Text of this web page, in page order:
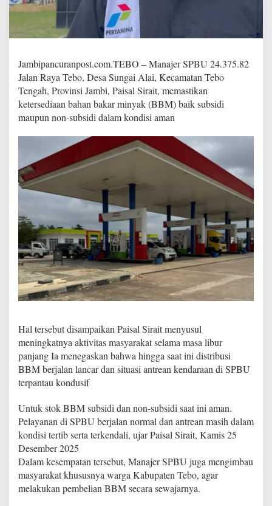
2
b
o
B
e
r
j
a
a
n
n
d
s
i
f
Jambipancuranpost.com.TEBO – Manajer SPBU 24.375.82
Jalan Raya Tebo, Desa Sungai Alai, Kecamatan Tebo
Tengah, Provinsi Jambi, Paisal Sirait, memastikan
ketersediaan bahan bakar minyak (BBM) baik subsidi
maupun non-subsidi dalam kondisi aman
Hal tersebut disampaikan Paisal Sirait menyusul
meningkatnya aktivitas masyarakat selama masa libur
panjang Ia menegaskan bahwa hingga saat ini distribusi
BBM berjalan lancar dan situasi antrean kendaraan di SPBU
terpantau kondusif
Untuk stok BBM subsidi dan non-subsidi saat ini aman.
Pelayanan di SPBU berjalan normal dan antrean masih dalam
kondisi tertib serta terkendali, ujar Paisal Sirait, Kamis 25
Desember 2025
Dalam kesempatan tersebut, Manajer SPBU juga mengimbau
masyarakat khususnya warga Kabupaten Tebo, agar
melakukan pembelian BBM secara sewajarnya.